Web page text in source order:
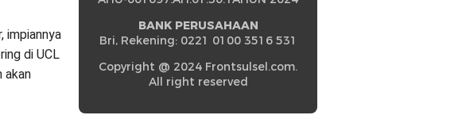
impiannya
di UCL
akan
BANK PERUSAHAAN
Bri, Rekening: 0221 0100 3516 531
Copyright @ 2024 Frontsulsel.com.
All right reserved